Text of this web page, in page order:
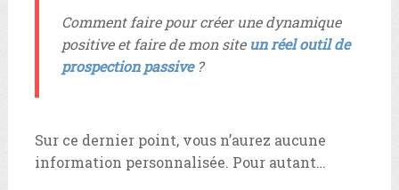
Comment faire pour créer une dynamique
positive et faire de mon site un réel outil de
prospection passive?
Sur ce dernier point, vous n’aurez aucune
information personnalisée. Pour autant…